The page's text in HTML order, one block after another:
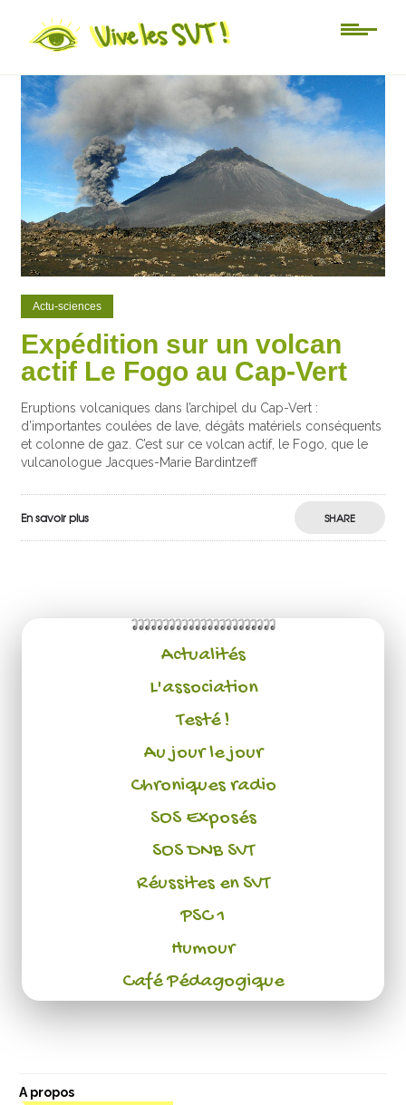
Actu-sciences
Expédition sur un volcan
actif Le Fogo au Cap-Vert
Eruptions volcaniques dans l’archipel du Cap-Vert :
d’importantes coulées de lave, dégâts matériels conséquents
et colonne de gaz. C’est sur ce volcan actif, le Fogo, que le
vulcanologue Jacques-Marie Bardintzeff
En savoir plus SHARE
Actualités
L'association
Testé !
Au jour le jour
Chroniques radio
SOS Exposés
SOS DNB SVT
Réussites en SVT
PSC 1
Humour
Café Pédagogique
A propos